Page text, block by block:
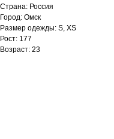
Страна: Россия
Город: Омск
Размер одежды: S, XS
Рост: 177
Возраст: 23